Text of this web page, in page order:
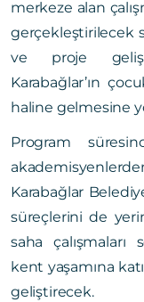
merkeze alan
gerçekleştirilecek
ve proje
Karabağlar’ın
haline gelmesine
Program
Karabağlar
süreçlerini de
saha çalışmaları
kent yaşamına
geliştirecek.